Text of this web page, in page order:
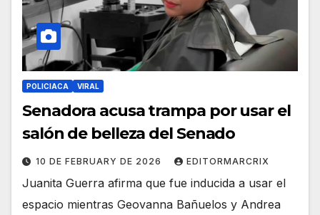
POLICIACA VIRAL
Senadora acusa trampa por usar el
salón de belleza del Senado
10 DE FEBRUARY DE 2026 EDITORMARCRIX
Juanita Guerra afirma que fue inducida a usar el
espacio mientras Geovanna Bañuelos y Andrea